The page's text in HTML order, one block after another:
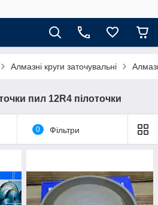
Алмазні круги заточувальні
пил 12R4 пілоточки
0 Фільтри